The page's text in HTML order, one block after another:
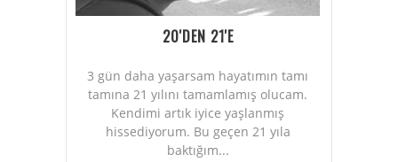
20'DEN 21'E
3 gün daha yaşarsam hayatımın tamı
tamına 21 yılını tamamlamış olucam.
Kendimi artık iyice yaşlanmış
hissediyorum. Bu geçen 21 yıla
baktığım...